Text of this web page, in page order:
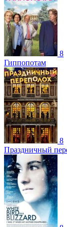
8
Гиппопотам
8
Праздничный